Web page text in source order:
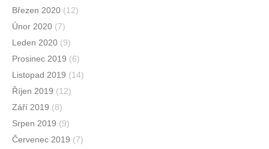
Březen 2020 (12)
Únor 2020 (7)
Leden 2020 (9)
Prosinec 2019 (6)
Listopad 2019 (14)
Říjen 2019 (12)
Září 2019 (8)
Srpen 2019 (9)
Červenec 2019 (7)